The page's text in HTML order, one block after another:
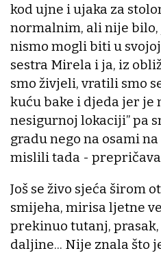
kod ujne i ujaka za
normalnim, ali nije bilo,
nismo mogli biti u
sestra Mirela i ja, iz
smo živjeli, vratili smo
kuću bake i djeda jer je
nesigurnoj lokaciji” pa
gradu nego na osami
mislili tada -
Još se živo sjeća širom
smijeha, mirisa ljetne
prekinuo tutanj,
daljine... Nije znala što